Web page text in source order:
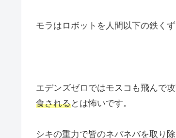
モラはロボットを人間以下の鉄く
エデンズゼロではモスコも飛んで
食されるとは怖いです。
シキの重力で皆のネバネバを取り